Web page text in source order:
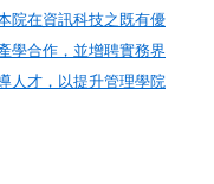
院在資訊科技之既有優
學合作，並增聘實務界
人才，以提升管理學院